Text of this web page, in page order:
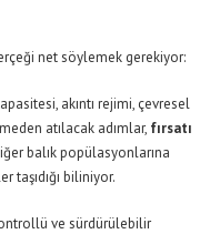
net söylemek gerekiyor:
akıntı rejimi, çevresel
atılacak adımlar, fırsatı
balık popülasyonlarına
taşıdığı biliniyor.
ve sürdürülebilir